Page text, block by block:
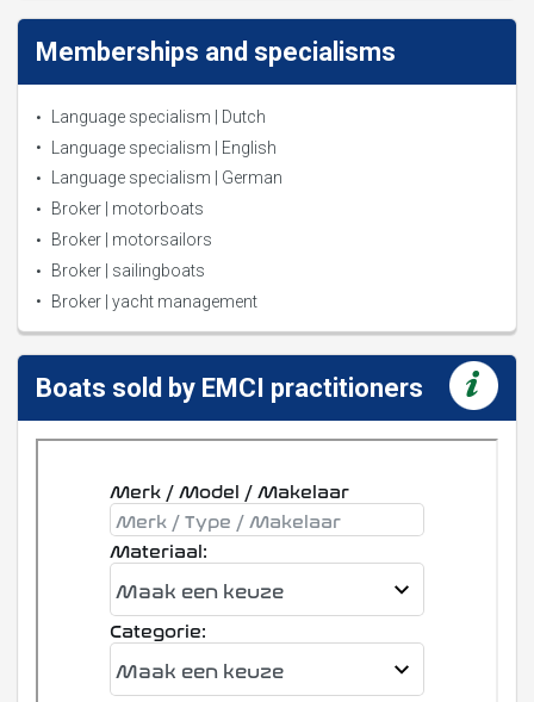
Memberships and specialisms
Language specialism | Dutch
Language specialism | English
Language specialism | German
Broker | motorboats
Broker | motorsailors
Broker | sailingboats
Broker | yacht management
Boats sold by EMCI practitioners